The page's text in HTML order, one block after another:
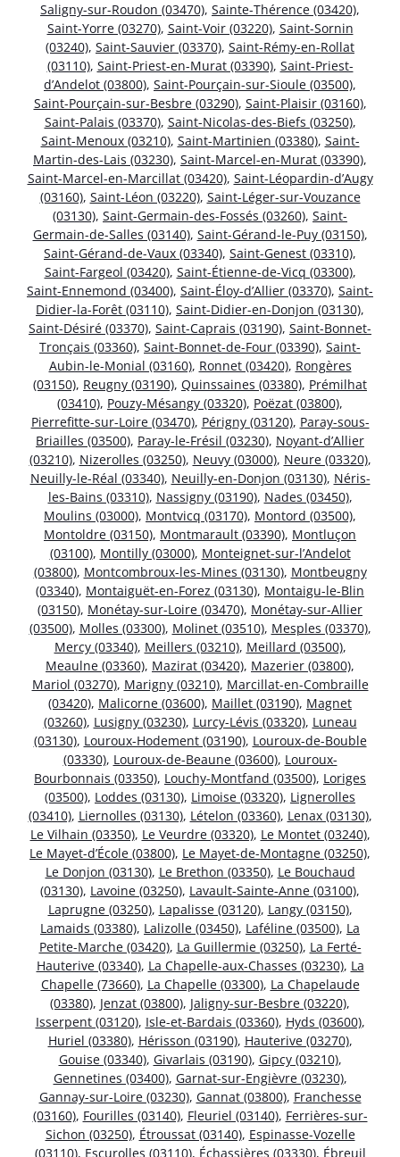
Saligny-sur-Roudon (03470), Sainte-Thérence (03420),
Saint-Yorre (03270), Saint-Voir (03220), Saint-Sornin
(03240), Saint-Sauvier (03370), Saint-Rémy-en-Rollat
(03110), Saint-Priest-en-Murat (03390), Saint-Priest-
d’Andelot (03800), Saint-Pourçain-sur-Sioule (03500),
Saint-Pourçain-sur-Besbre (03290), Saint-Plaisir (03160),
Saint-Palais (03370), Saint-Nicolas-des-Biefs (03250),
Saint-Menoux (03210), Saint-Martinien (03380), Saint-
Martin-des-Lais (03230), Saint-Marcel-en-Murat (03390),
Saint-Marcel-en-Marcillat (03420), Saint-Léopardin-d’Augy
(03160), Saint-Léon (03220), Saint-Léger-sur-Vouzance
(03130), Saint-Germain-des-Fossés (03260), Saint-
Germain-de-Salles (03140), Saint-Gérand-le-Puy (03150),
Saint-Gérand-de-Vaux (03340), Saint-Genest (03310),
Saint-Fargeol (03420), Saint-Étienne-de-Vicq (03300),
Saint-Ennemond (03400), Saint-Éloy-d’Allier (03370), Saint-
Didier-la-Forêt (03110), Saint-Didier-en-Donjon (03130),
Saint-Désiré (03370), Saint-Caprais (03190), Saint-Bonnet-
Tronçais (03360), Saint-Bonnet-de-Four (03390), Saint-
Aubin-le-Monial (03160), Ronnet (03420), Rongères
(03150), Reugny (03190), Quinssaines (03380), Prémilhat
(03410), Pouzy-Mésangy (03320), Poëzat (03800),
Pierrefitte-sur-Loire (03470), Périgny (03120), Paray-sous-
Briailles (03500), Paray-le-Frésil (03230), Noyant-d’Allier
(03210), Nizerolles (03250), Neuvy (03000), Neure (03320),
Neuilly-le-Réal (03340), Neuilly-en-Donjon (03130), Néris-
les-Bains (03310), Nassigny (03190), Nades (03450),
Moulins (03000), Montvicq (03170), Montord (03500),
Montoldre (03150), Montmarault (03390), Montluçon
(03100), Montilly (03000), Monteignet-sur-l’Andelot
(03800), Montcombroux-les-Mines (03130), Montbeugny
(03340), Montaiguët-en-Forez (03130), Montaigu-le-Blin
(03150), Monétay-sur-Loire (03470), Monétay-sur-Allier
(03500), Molles (03300), Molinet (03510), Mesples (03370),
Mercy (03340), Meillers (03210), Meillard (03500),
Meaulne (03360), Mazirat (03420), Mazerier (03800),
Mariol (03270), Marigny (03210), Marcillat-en-Combraille
(03420), Malicorne (03600), Maillet (03190), Magnet
(03260), Lusigny (03230), Lurcy-Lévis (03320), Luneau
(03130), Louroux-Hodement (03190), Louroux-de-Bouble
(03330), Louroux-de-Beaune (03600), Louroux-
Bourbonnais (03350), Louchy-Montfand (03500), Loriges
(03500), Loddes (03130), Limoise (03320), Lignerolles
(03410), Liernolles (03130), Lételon (03360), Lenax (03130),
Le Vilhain (03350), Le Veurdre (03320), Le Montet (03240),
Le Mayet-d’École (03800), Le Mayet-de-Montagne (03250),
Le Donjon (03130), Le Brethon (03350), Le Bouchaud
(03130), Lavoine (03250), Lavault-Sainte-Anne (03100),
Laprugne (03250), Lapalisse (03120), Langy (03150),
Lamaids (03380), Lalizolle (03450), Laféline (03500), La
Petite-Marche (03420), La Guillermie (03250), La Ferté-
Hauterive (03340), La Chapelle-aux-Chasses (03230), La
Chapelle (73660), La Chapelle (03300), La Chapelaude
(03380), Jenzat (03800), Jaligny-sur-Besbre (03220),
Isserpent (03120), Isle-et-Bardais (03360), Hyds (03600),
Huriel (03380), Hérisson (03190), Hauterive (03270),
Gouise (03340), Givarlais (03190), Gipcy (03210),
Gennetines (03400), Garnat-sur-Engièvre (03230),
Gannay-sur-Loire (03230), Gannat (03800), Franchesse
(03160), Fourilles (03140), Fleuriel (03140), Ferrières-sur-
Sichon (03250), Étroussat (03140), Espinasse-Vozelle
(03110), Escurolles (03110), Échassières (03330), Ébreuil